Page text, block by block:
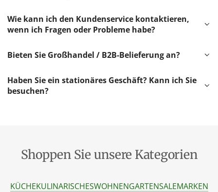
Wie kann ich den Kundenservice kontaktieren,
wenn ich Fragen oder Probleme habe?
Bieten Sie Großhandel / B2B-Belieferung an?
Haben Sie ein stationäres Geschäft? Kann ich Sie
besuchen?
Shoppen Sie unsere Kategorien
KÜCHEKULINARISCHESWOHNENGARTENSALEMARKEN